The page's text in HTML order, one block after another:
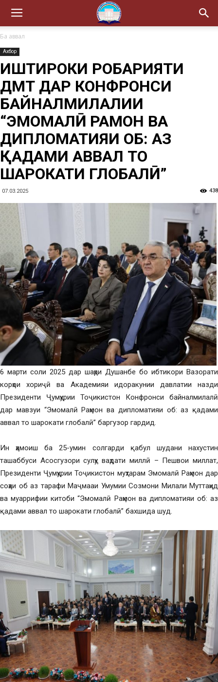
Ба аввал
Ахбор
ИШТИРОКИ РОҲБАРИЯТИ
ДМТ ДАР КОНФРОНСИ
БАЙНАЛМИЛАЛИИ
“ЭМОМАЛӢ РАҲМОН ВА
ДИПЛОМАТИЯИ ОБ: АЗ
ҚАДАМИ АВВАЛ ТО
ШАРОКАТИ ГЛОБАЛӢ”
07.03.2025 438
6 марти соли 2025 дар шаҳри Душанбе бо ибтикори Вазорати
корҳои хориҷӣ ва Академияи идоракунии давлатии назди
Президенти Ҷумҳурии Тоҷикистон Конфронси байналмилалӣ
дар мавзуи “Эмомалӣ Раҳмон ва дипломатияи об: аз қадами
аввал то шарокати глобалӣ” баргузор гардид.
Ин ҳамоиш ба 25-умин солгарди қабул шудани нахустин
ташаббуси Асосгузори сулҳу ваҳдати миллӣ – Пешвои миллат,
Президенти Ҷумҳурии Тоҷикистон муҳтарам Эмомалӣ Раҳмон дар
соҳаи об аз тарафи Маҷмааи Умумии Созмони Милали Муттаҳид
ва муаррифии китоби “Эмомалӣ Раҳмон ва дипломатияи об: аз
қадами аввал то шарокати глобалӣ” бахшида шуд.